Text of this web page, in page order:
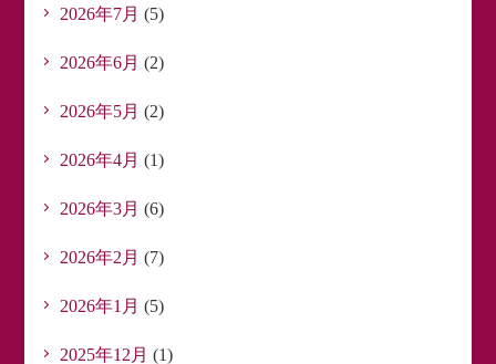
2026年7月 (5)
2026年6月 (2)
2026年5月 (2)
2026年4月 (1)
2026年3月 (6)
2026年2月 (7)
2026年1月 (5)
2025年12月 (1)